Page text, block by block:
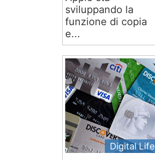
sviluppando la
funzione di copia
e...
Digital Life